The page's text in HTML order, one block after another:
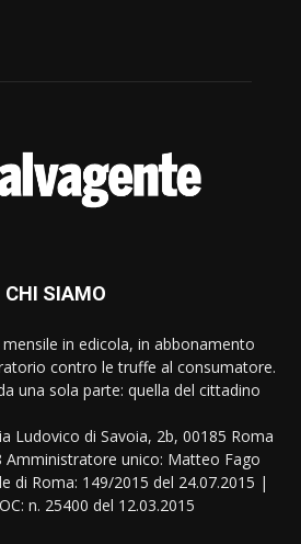
CHI SIAMO
mensile in edicola, in abbonamento
contro le truffe al consumatore.
una sola parte: quella del cittadino
Ludovico di Savoia, 2b, 00185 Roma
Amministratore unico: Matteo Fago
di Roma: 149/2015 del 24.07.2015 |
n. 25400 del 12.03.2015